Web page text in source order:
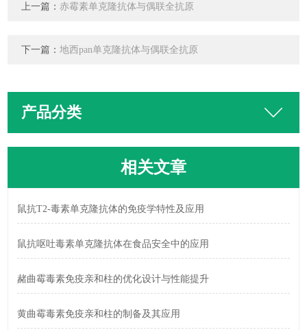
上一篇：赤霉素单克隆抗体与偶联全抗原
下一篇：地西pan单克隆抗体与偶联全抗原
产品分类
相关文章
鼠抗T2-毒素单克隆抗体的免疫学特性及应用
鼠抗呕吐毒素单克隆抗体在食品安全中的应用
赭曲霉毒素免疫亲和柱的优化设计与性能提升
黄曲霉毒素免疫亲和柱的制备及其应用